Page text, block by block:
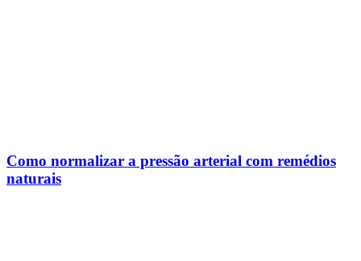
Como normalizar a pressão arterial com remédios
naturais